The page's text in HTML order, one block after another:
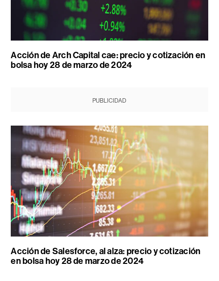
Acción de Arch Capital cae: precio y cotización en
bolsa hoy 28 de marzo de 2024
PUBLICIDAD
Acción de Salesforce, al alza: precio y cotización
en bolsa hoy 28 de marzo de 2024